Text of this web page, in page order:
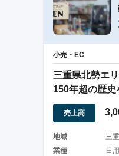
小売・EC
三重県北勢エ
150年超の歴
事業承継案件
売上高
地域
三
業種
日